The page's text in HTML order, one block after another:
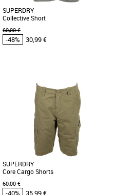
SUPERDRY
Collective Short
60,00 €
-48% 30,99 €
Superdry pas cher et Promos Superdry
Ultra confortable, le COLLECTIVE
SHORT de la marque SUPERDRY allie
confort, style et sportswear. S'inspirant
SUPERDRY
Core Cargo Shorts
60,00 €
-40% 35,99 €